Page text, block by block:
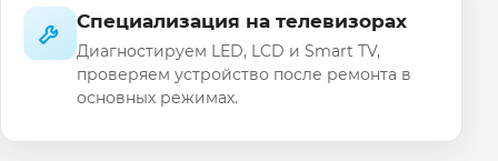
Специализация на телевизорах
Диагностируем LED, LCD и Smart TV,
проверяем устройство после ремонта в
основных режимах.